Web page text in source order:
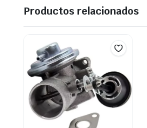
Productos relacionados